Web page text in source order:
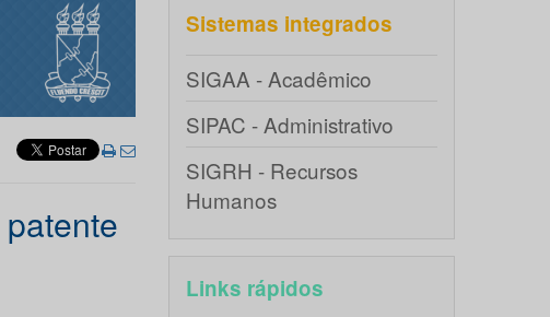
Sistemas integrados
SIGAA - Acadêmico
SIPAC - Administrativo
SIGRH - Recursos
Humanos
Links rápidos